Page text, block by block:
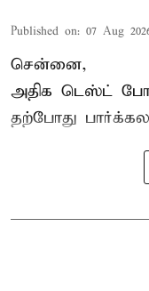
Published on: 07 Aug
சென்னை,
அதிக டெஸ்ட்
தற்போது